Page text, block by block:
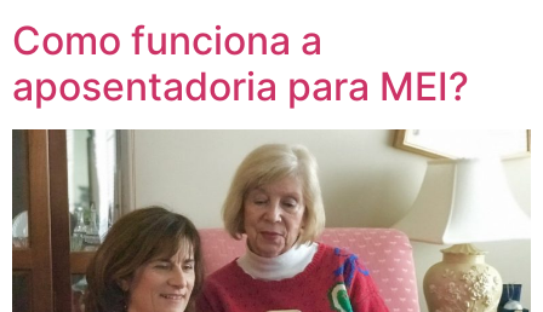
Como funciona a
aposentadoria para MEI?